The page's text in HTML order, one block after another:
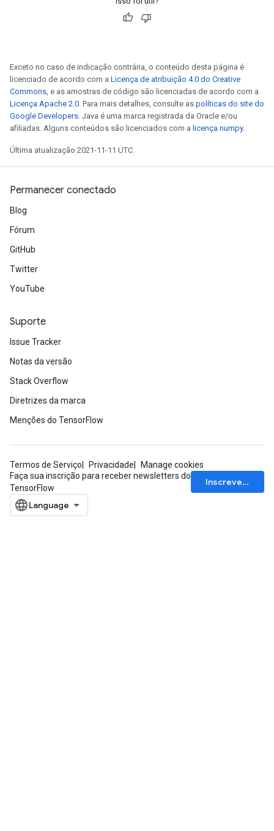
Exceto no caso de indicação contrária, o conteúdo desta página é
licenciado de acordo com a Licença de atribuição 4.0 do Creative
Commons, e as amostras de código são licenciadas de acordo com a
Licença Apache 2.0. Para mais detalhes, consulte as políticas do site do
Google Developers. Java é uma marca registrada da Oracle e/ou
afiliadas. Alguns conteúdos são licenciados com a licença numpy.
Última atualização 2021-11-11 UTC.
Permanecer conectado
Blog
Fórum
GitHub
Twitter
YouTube
Suporte
Issue Tracker
Notas da versão
Stack Overflow
Diretrizes da marca
Menções do TensorFlow
Termos de Serviço Privacidade
Manage cookies
Faça sua inscrição para receber newsletters do
TensorFlow
Inscrever-se